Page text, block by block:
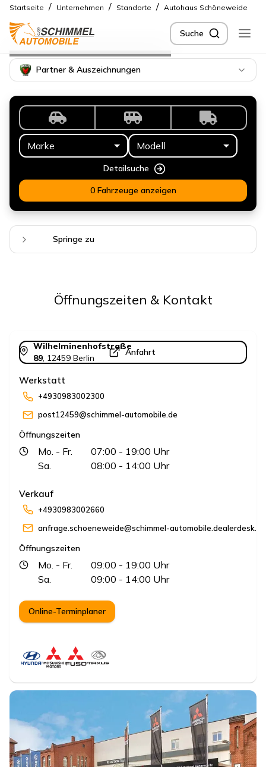
Startseite / Unternehmen / Standorte / Autohaus Schöneweide
Suche
Standort
Schöneweide
Partner & Auszeichnungen
Marke Modell
Detailsuche
0 Fahrzeuge anzeigen
Springe zu
Öffnungszeiten & Kontakt
Wilhelminenhofstraße
89, 12459 Berlin
Anfahrt
Werkstatt
+4930983002300
post12459@schimmel-automobile.de
Öffnungszeiten
Mo. - Fr. 07:00 - 19:00 Uhr
Sa.
08:00 - 14:00 Uhr
Verkauf
+4930983002660
anfrage.schoeneweide@schimmel-automobile.dealerdesk.de
Öffnungszeiten
Mo. - Fr. 09:00 - 19:00 Uhr
Sa.
09:00 - 14:00 Uhr
Online-Terminplaner